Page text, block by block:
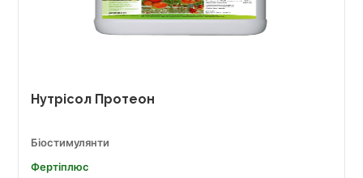
Нутрісол Протеон
Біостимулянти
Фертіплюс